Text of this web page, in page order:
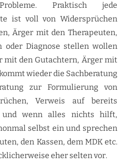
Praktisch jede
ist voll von Widersprüchen
Ärger mit den Therapeuten,
oder Diagnose stellen wollen
mit den Gutachtern, Ärger mit
wieder die Sachberatung
zur Formulierung von
Verweis auf bereits
und wenn alles nichts hilft,
selbst ein und sprechen
den Kassen, dem MDK etc.
eher selten vor.